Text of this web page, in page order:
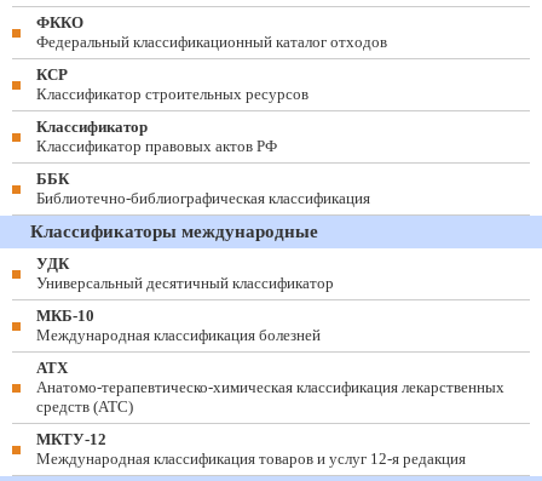
ФККО
Федеральный классификационный каталог отходов
КСР
Классификатор строительных ресурсов
Классификатор
Классификатор правовых актов РФ
ББК
Библиотечно-библиографическая классификация
Классификаторы международные
УДК
Универсальный десятичный классификатор
МКБ-10
Международная классификация болезней
АТХ
Анатомо-терапевтическо-химическая классификация лекарственных
средств (ATC)
МКТУ-12
Международная классификация товаров и услуг 12-я редакция